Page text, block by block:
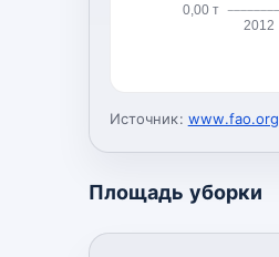
0,00 т
2012
Источник: www.fao.org
Площадь уборки